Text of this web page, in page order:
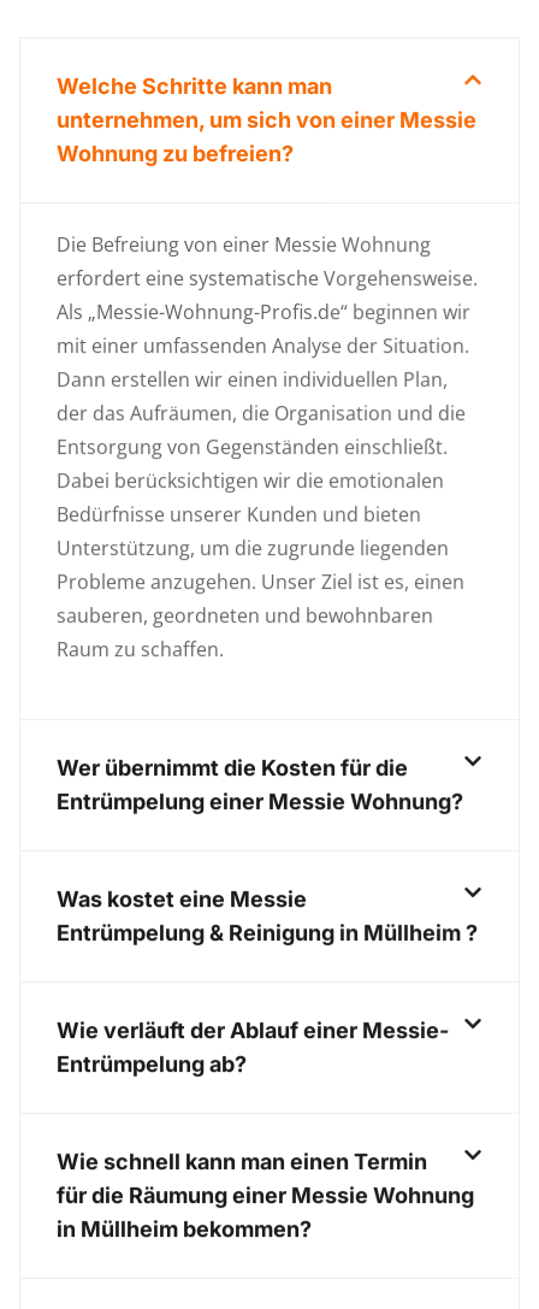
Welche Schritte kann man
unternehmen, um sich von einer Messie
Wohnung zu befreien?
Die Befreiung von einer Messie Wohnung
erfordert eine systematische Vorgehensweise.
Als „Messie-Wohnung-Profis.de“ beginnen wir
mit einer umfassenden Analyse der Situation.
Dann erstellen wir einen individuellen Plan,
der das Aufräumen, die Organisation und die
Entsorgung von Gegenständen einschließt.
Dabei berücksichtigen wir die emotionalen
Bedürfnisse unserer Kunden und bieten
Unterstützung, um die zugrunde liegenden
Probleme anzugehen. Unser Ziel ist es, einen
sauberen, geordneten und bewohnbaren
Raum zu schaffen.
Wer übernimmt die Kosten für die
Entrümpelung einer Messie Wohnung?
Was kostet eine Messie
Entrümpelung & Reinigung in Müllheim ?
Wie verläuft der Ablauf einer Messie-
Entrümpelung ab?
Wie schnell kann man einen Termin
für die Räumung einer Messie Wohnung
in Müllheim bekommen?